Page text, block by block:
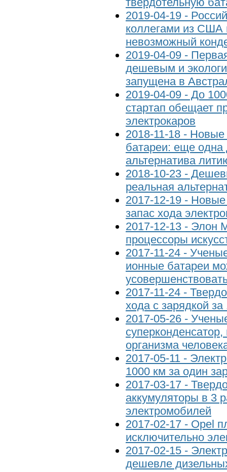
2019-04-19 -
коллегами из США
невозможный
2019-04-09 -
дешевым и
запущена в
2019-04-09 - До
стартап обещает
электрокаров
2018-11-18 -
батареи: еще
альтернатива
2018-10-23 -
реальная
2017-12-19 - Новые
запас хода
2017-12-13 - Элон
процессоры
2017-11-24 -
ионные батареи
2017-11-24 -
хода с зарядкой
2017-05-26 -
организма
2017-05-11 -
1000 км за один
2017-03-17 -
аккумуляторы в 3
электромобилей
2017-02-17 - Opel
исключительно
2017-02-15 -
дешевле